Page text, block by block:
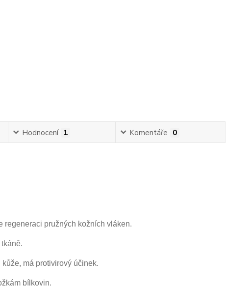
Hodnocení 1 Komentáře 0
regeneraci pružných kožních vláken.
kůže, má protivirový účinek.
bílkovin.